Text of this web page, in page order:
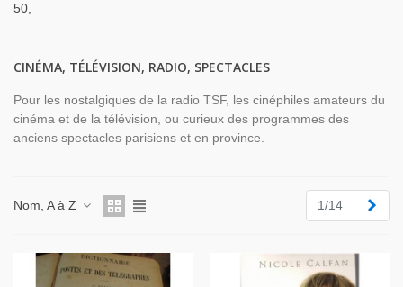
50,
CINÉMA, TÉLÉVISION, RADIO, SPECTACLES
Pour les nostalgiques de la radio TSF, les cinéphiles amateurs du
cinéma et de la télévision, ou curieux des programmes des
anciens spectacles parisiens et en province.
Nom, A à Z 1/14